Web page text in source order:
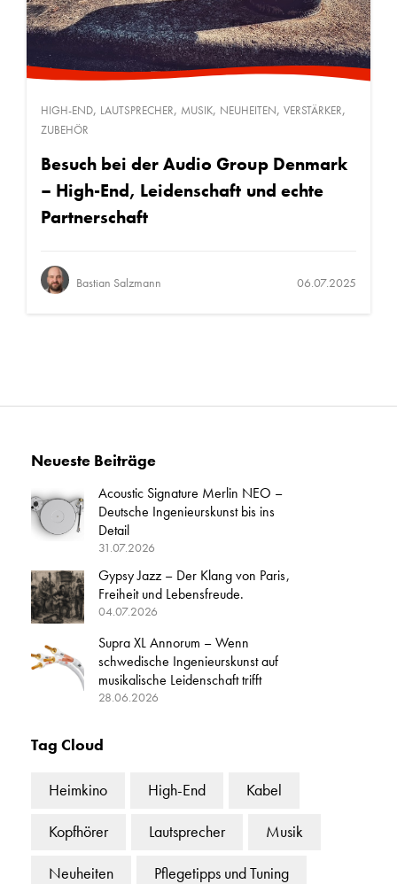
HIGH-END, LAUTSPRECHER, MUSIK, NEUHEITEN, VERSTÄRKER,
ZUBEHÖR
Besuch bei der Audio Group Denmark
– High-End, Leidenschaft und echte
Partnerschaft
Bastian Salzmann 06.07.2025
Neueste Beiträge
Acoustic Signature Merlin NEO –
Deutsche Ingenieurskunst bis ins
Detail
31.07.2026
Gypsy Jazz – Der Klang von Paris,
Freiheit und Lebensfreude.
04.07.2026
Supra XL Annorum – Wenn
schwedische Ingenieurskunst auf
musikalische Leidenschaft trifft
28.06.2026
Tag Cloud
Heimkino High-End Kabel
Kopfhörer Lautsprecher Musik
Neuheiten Pflegetipps und Tuning